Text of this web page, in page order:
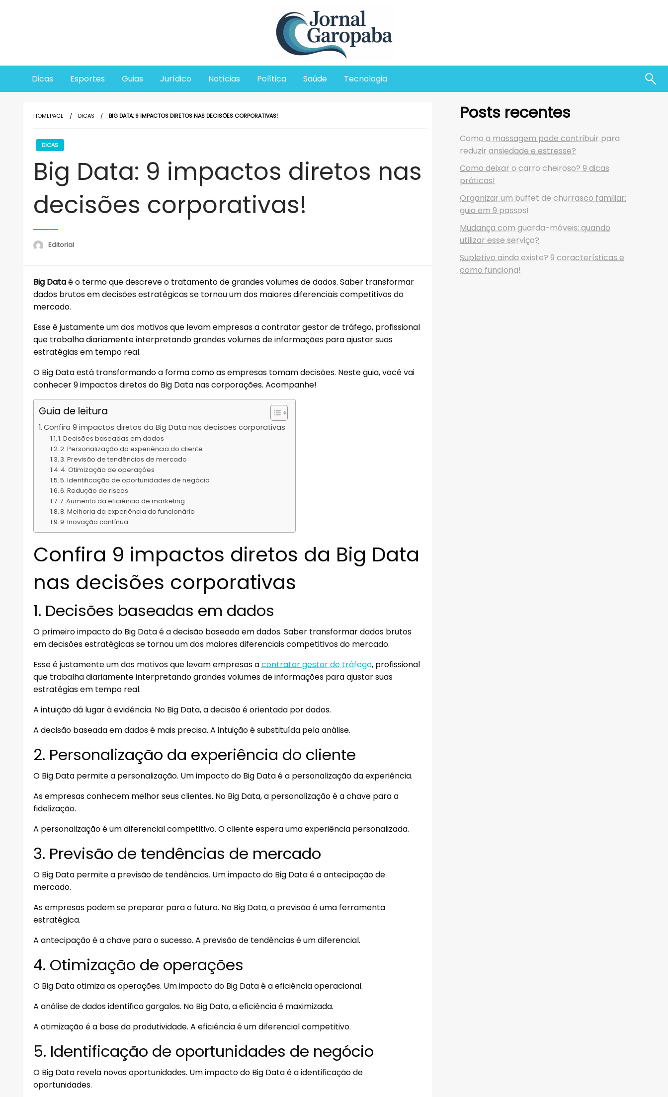
Jornal Garopaba
Dicas Esportes Guias Jurídico Notícias Política Saúde Tecnologia
HOMEPAGE DICAS BIG DATA: 9 IMPACTOS DIRETOS NAS DECISÕES CORPORATIVAS!
DICAS
Big Data: 9 impactos diretos nas
decisões corporativas!
Editorial
Big Dataé o termo que descreve o tratamento de grandes volumes de dados. Saber transformar
dados brutos em decisões estratégicas se tornou um dos maiores diferenciais competitivos do
mercado.
Esse é justamente um dos motivos que levam empresas a contratar gestor de tráfego, profissional
que trabalha diariamente interpretando grandes volumes de informações para ajustar suas
estratégias em tempo real.
O Big Data está transformando a forma como as empresas tomam decisões. Neste guia, você vai
conhecer 9 impactos diretos do Big Data nas corporações. Acompanhe!
Guia de leitura
Confira 9 impactos diretos da Big Data nas decisões corporativas
1. Decisões baseadas em dados
2. Personalização da experiência do cliente
3. Previsão de tendências de mercado
4. Otimização de operações
5. Identificação de oportunidades de negócio
6. Redução de riscos
7. Aumento da eficiência de marketing
8. Melhoria da experiência do funcionário
9. Inovação contínua
Confira 9 impactos diretos da Big Data
nas decisões corporativas
1. Decisões baseadas em dados
O primeiro impacto do Big Data é a decisão baseada em dados. Saber transformar dados brutos
em decisões estratégicas se tornou um dos maiores diferenciais competitivos do mercado.
Esse é justamente um dos motivos que levam empresas acontratar gestor de tráfego, profissional
que trabalha diariamente interpretando grandes volumes de informações para ajustar suas
estratégias em tempo real.
A intuição dá lugar à evidência. No Big Data, a decisão é orientada por dados.
A decisão baseada em dados é mais precisa. A intuição é substituída pela análise.
2. Personalização da experiência do cliente
O Big Data permite a personalização. Um impacto do Big Data é a personalização da experiência.
As empresas conhecem melhor seus clientes. No Big Data, a personalização é a chave para a
fidelização.
A personalização é um diferencial competitivo. O cliente espera uma experiência personalizada.
3. Previsão de tendências de mercado
O Big Data permite a previsão de tendências. Um impacto do Big Data é a antecipação de
mercado.
As empresas podem se preparar para o futuro. No Big Data, a previsão é uma ferramenta
estratégica.
A antecipação é a chave para o sucesso. A previsão de tendências é um diferencial.
4. Otimização de operações
O Big Data otimiza as operações. Um impacto do Big Data é a eficiência operacional.
A análise de dados identifica gargalos. No Big Data, a eficiência é maximizada.
A otimização é a base da produtividade. A eficiência é um diferencial competitivo.
5. Identificação de oportunidades de negócio
O Big Data revela novas oportunidades. Um impacto do Big Data é a identificação de
oportunidades.
Posts recentes
Como a massagem pode contribuir para
reduzir ansiedade e estresse?
Como deixar o carro cheiroso? 9 dicas
práticas!
Organizar um buffet de churrasco familiar:
guia em 9 passos!
Mudança com guarda-móveis: quando
utilizar esse serviço?
Supletivo ainda existe? 9 características e
como funciona!